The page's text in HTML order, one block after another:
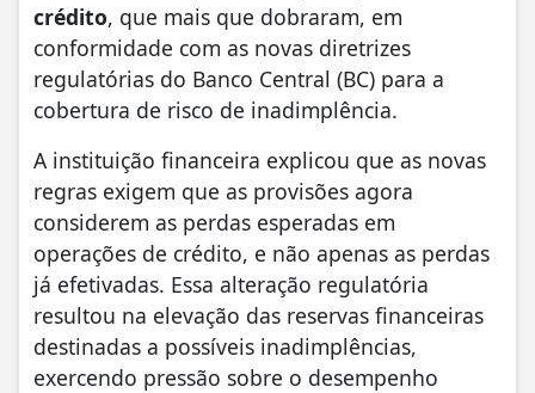
crédito, que mais que dobraram, em
conformidade com as novas diretrizes
regulatórias do Banco Central (BC) para a
cobertura de risco de inadimplência.
A instituição financeira explicou que as novas
regras exigem que as provisões agora
considerem as perdas esperadas em
operações de crédito, e não apenas as perdas
já efetivadas. Essa alteração regulatória
resultou na elevação das reservas financeiras
destinadas a possíveis inadimplências,
exercendo pressão sobre o desempenho